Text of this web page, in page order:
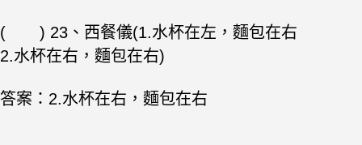
( ) 23、西餐儀(1.水杯在左，麵包在右
2.水杯在右，麵包在右)
答案： 2.水杯在右，麵包在右